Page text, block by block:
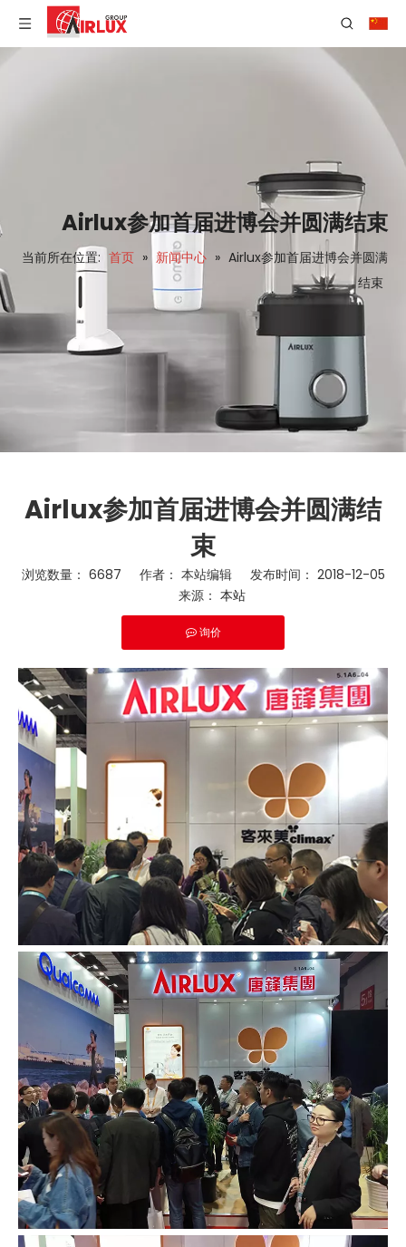
Airlux参加首届进博会并圆满结束
当前所在位置: 首页 » 新闻中心 » Airlux参加首届进博会并圆满
结束
Airlux参加首届进博会并圆满结
束
浏览数量： 6687 作者： 本站编辑 发布时间： 2018-12-05
来源： 本站
询价